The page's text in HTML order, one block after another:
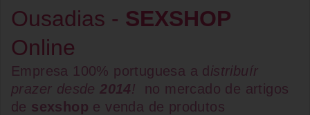
Ousadias - SEXSHOP
Online
Empresa 100% portuguesa a d istribuír
prazer desde2014!
no mercado de artigos
de sexshop e venda de produtos